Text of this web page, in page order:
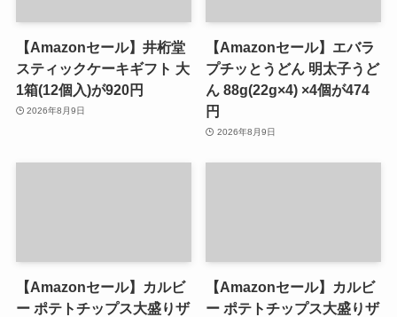
【Amazonセール】井桁堂
スティックケーキギフト 大
1箱(12個入)が920円
2026年8月9日
【Amazonセール】エバラ
プチッとうどん 明太子うど
ん 88g(22g×4) ×4個が474
円
2026年8月9日
【Amazonセール】カルビ
ー ポテトチップス大盛りザ
【Amazonセール】カルビ
ー ポテトチップス大盛りザ